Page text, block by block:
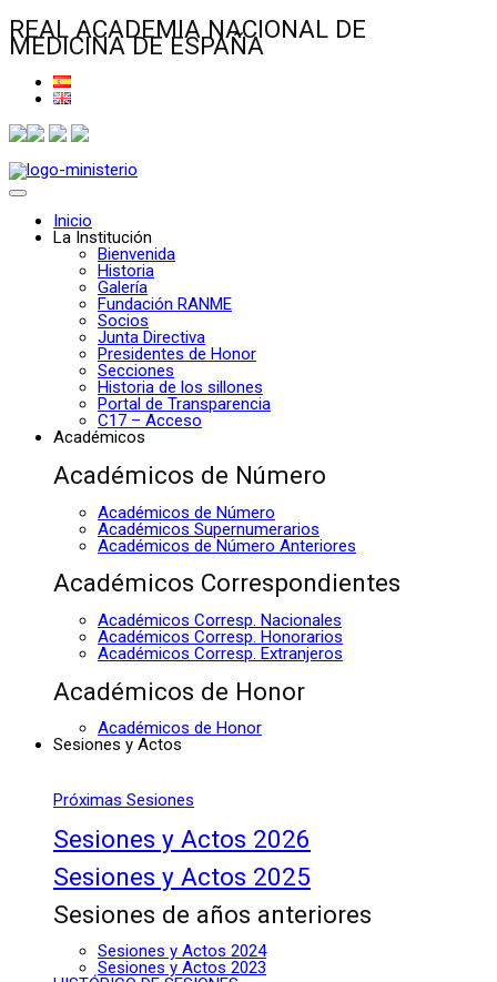
REAL ACADEMIA NACIONAL DE
MEDICINA DE ESPAÑA
Inicio
La Institución
Bienvenida
Historia
Galería
Fundación RANME
Socios
Junta Directiva
Presidentes de Honor
Secciones
Historia de los sillones
Portal de Transparencia
C17 – Acceso
Académicos
Académicos de Número
Académicos de Número
Académicos Supernumerarios
Académicos de Número Anteriores
Académicos Correspondientes
Académicos Corresp. Nacionales
Académicos Corresp. Honorarios
Académicos Corresp. Extranjeros
Académicos de Honor
Académicos de Honor
Sesiones y Actos
Próximas Sesiones
Sesiones y Actos 2026
Sesiones y Actos 2025
Sesiones de años anteriores
Sesiones y Actos 2024
Sesiones y Actos 2023